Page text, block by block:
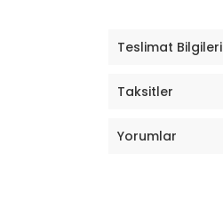
Teslimat Bilgileri
Taksitler
Yorumlar